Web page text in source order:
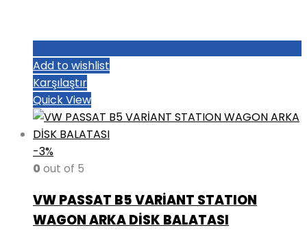
Add to wishlist
Karşılaştır
Quick View
-3%
0 out of 5
VW PASSAT B5 VARİANT STATION
WAGON ARKA DİSK BALATASI